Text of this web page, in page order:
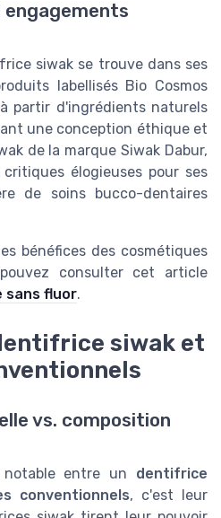
siwak se trouve dans ses
labellisés Bio Cosmos
partir d'ingrédients naturels
une conception éthique et
de la marque Siwak Dabur,
élogieuses pour ses
de soins bucco-dentaires
bénéfices des cosmétiques
consulter cet article
sans fluor.
siwak et
vs. composition
notable entre un dentifrice
conventionnels, c'est leur